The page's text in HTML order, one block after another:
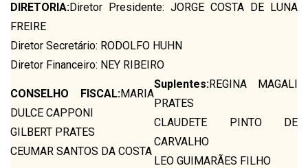
DIRETORIA:Diretor Presidente: JORGE COSTA DE LUNA
FREIRE
Diretor Secretário: RODOLFO HUHN
Diretor Financeiro: NEY RIBEIRO
CONSELHO FISCAL:MARIA
DULCE CAPPONI
GILBERT PRATES
CEUMAR SANTOS DA COSTA
Suplentes:REGINA MAGALI
PRATES
CLAUDETE PINTO DE
CARVALHO
LEO GUIMARÃES FILHO